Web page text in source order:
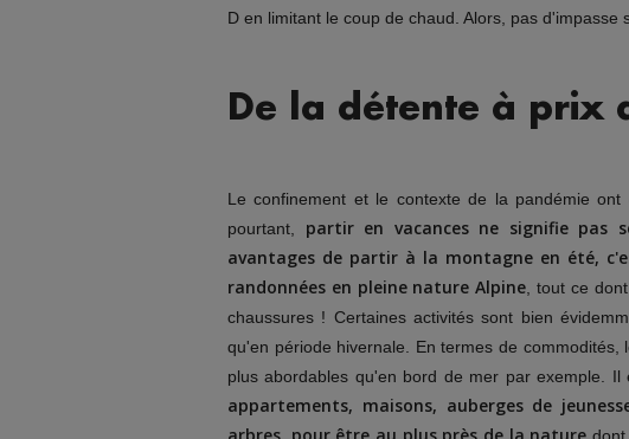
D en limitant le coup de chaud. Alors, pas d'impasse
De la détente à prix
Le confinement et le contexte de la pandémie
pourtant,
partir en vacances ne signifie pas
avantages de partir à la montagne en été,
randonnées en pleine nature Alpine, tout ce
chaussures ! Certaines activités sont bien
qu'en période hivernale. En termes de
plus abordables qu'en bord de mer par exemple.
appartements, maisons, auberges de